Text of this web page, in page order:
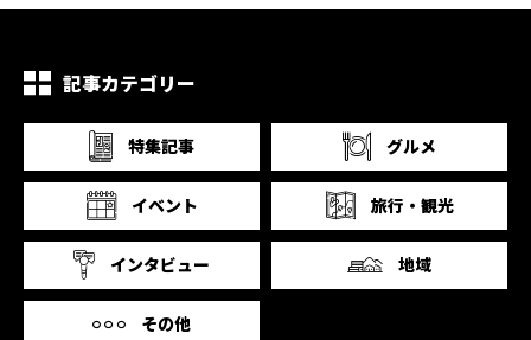
記事カテゴリー
特集記事 グルメ
イベント 旅行・観光
インタビュー 地域
その他